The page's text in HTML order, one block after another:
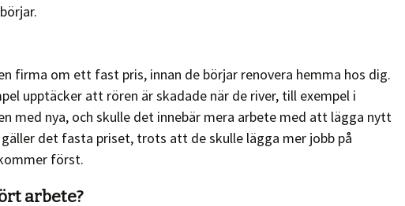
firma om ett fast pris, innan de börjar renovera hemma hos dig.
upptäcker att rören är skadade när de river, till exempel i
med nya, och skulle det innebär mera arbete med att lägga nytt
det fasta priset, trots att de skulle lägga mer jobb på
först.
arbete?